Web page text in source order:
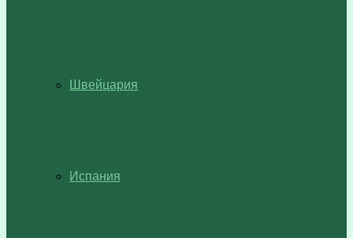
Швейцария
Испания